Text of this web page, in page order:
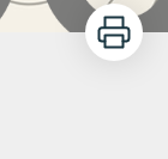
Imprimer